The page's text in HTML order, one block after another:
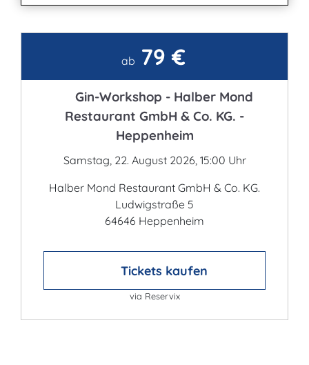
ab 79 €
Gin-Workshop - Halber Mond
Restaurant GmbH & Co. KG. -
Heppenheim
Samstag, 22. August 2026, 15:00 Uhr
Halber Mond Restaurant GmbH & Co. KG.
Ludwigstraße 5
64646 Heppenheim
Tickets kaufen
via Reservix